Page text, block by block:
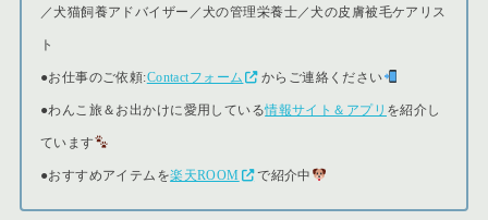
／犬猫飼養アドバイザー／犬の管理栄養士／犬の皮膚被毛ケアリス
ト
●お仕事のご依頼:Contactフォーム からご連絡ください
●わんこ旅＆お出かけに愛用している情報サイト＆アプリ を紹介し
ています
●おすすめアイテムを楽天ROOM で紹介中